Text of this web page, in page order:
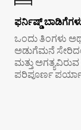
ಫರ್ನಿಷ್ಡ್
ಒಂದು ತಿಂಗಳು
ಅಡುಗೆಮನೆ
ಮತ್ತು
ಪರಿಪೂರ್ಣ